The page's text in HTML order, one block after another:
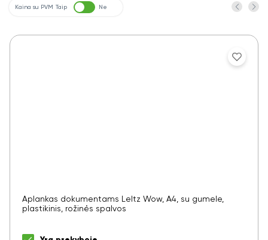
Kaina su PVM Taip Ne
Aplankas dokumentams LeItz Wow, A4, su gumele,
plastikinis, rožinės spalvos